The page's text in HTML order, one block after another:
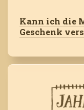
Kann ich die
Geschenk